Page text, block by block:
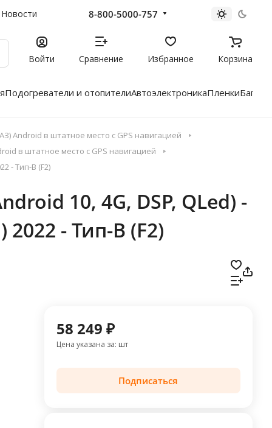
Новости 8-800-5000-757
Войти Сравнение Избранное Корзина
Подогреватели и отопителиАвтоэлектроникаПленки
Android в штатное место с GPS навигацией
в штатное место с GPS навигацией
- Тип-B (F2)
10, 4G, DSP, QLed) -
- Тип-B (F2)
58 249 ₽
Цена указана за: шт
Подписаться